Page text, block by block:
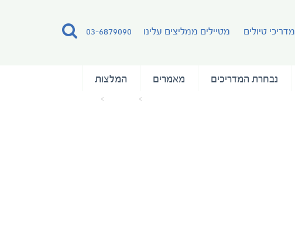
03-6879090 מדריכי טיולים מטיילים ממליצים עלינו
נבחרת המדריכים מאמרים המלצות